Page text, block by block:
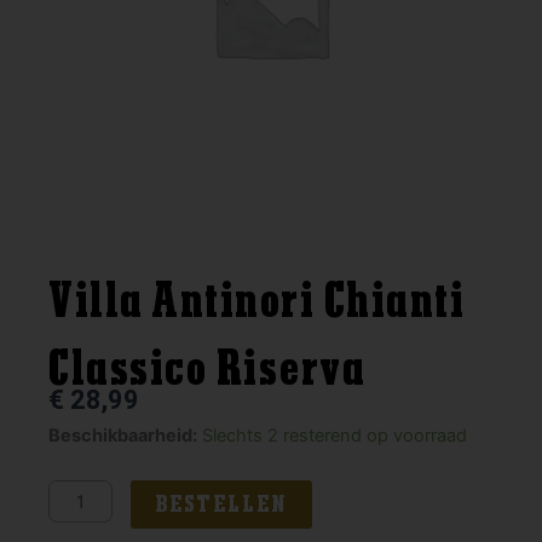
Villa Antinori Chianti
Classico Riserva
€ 28,99
Beschikbaarheid: Slechts 2 resterend op voorraad
Villa
Chianti
BESTELLEN